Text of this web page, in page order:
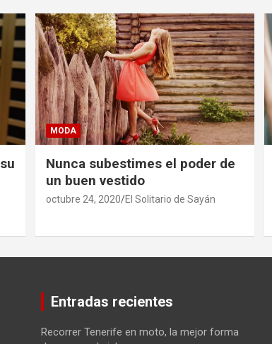
MODA
Nunca subestimes el poder de
un buen vestido
octubre 24, 2020 El Solitario de Sayán
Entradas recientes
Recorrer Tenerife en moto, la mejor forma